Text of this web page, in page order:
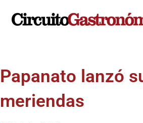
Papanato lanzó
meriendas